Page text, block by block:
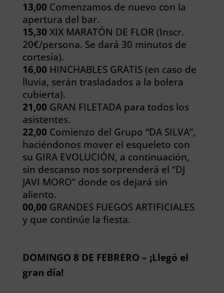
13,00 Comenzamos de nuevo con la
apertura del bar.
15,30 XIX MARATÓN DE FLOR (Inscr.
20€/persona. Se dará 30 minutos de
cortesía).
16,00 HINCHABLES GRATIS (en caso de
lluvia, serán trasladados a la bolera
cubierta).
21,00 GRAN FILETADA para todos los
asistentes.
22,00 Comienzo del Grupo “DA SILVA”,
haciéndonos mover el esqueleto con
su GIRA EVOLUCIÓN, a continuación,
sin descanso nos sorprenderá el “DJ
JAVI MORO” donde os dejará sin
aliento.
00,00 GRANDES FUEGOS ARTIFICIALES
y que continúe la fiesta.
DOMINGO 8 DE FEBRERO – ¡Llegó el
gran día!